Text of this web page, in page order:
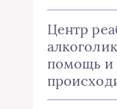
Центр
помощь и